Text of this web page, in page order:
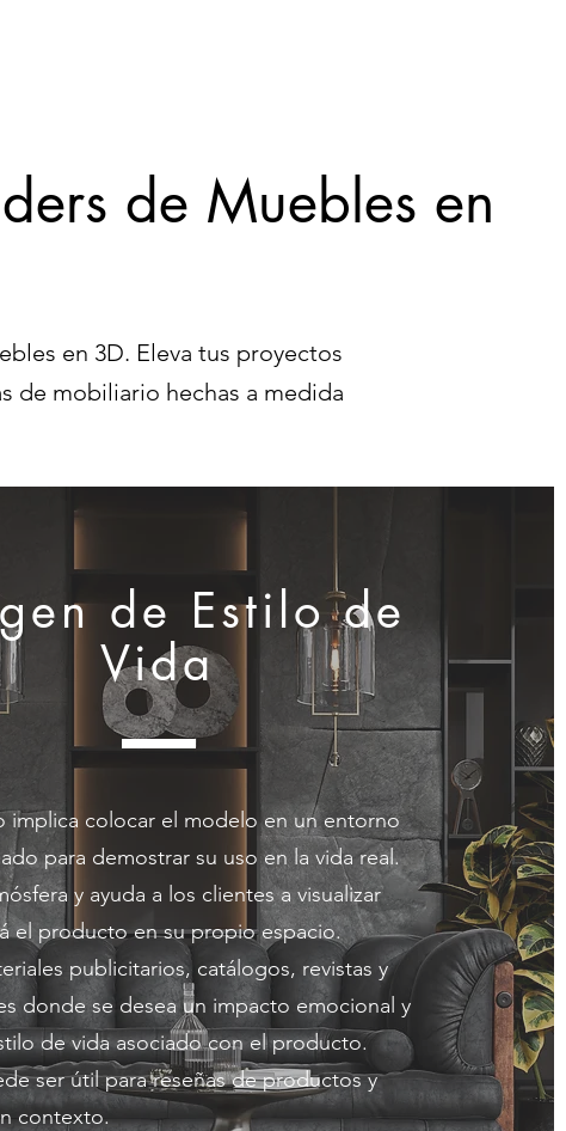
de Muebles en
en 3D. Eleva tus proyectos
de mobiliario hechas a medida
de Estilo de
Vida
implica colocar el modelo en un entorno
para demostrar su uso en la vida real.
y ayuda a los clientes a visualizar
el producto en su propio espacio.
publicitarios, catálogos, revistas y
donde se desea un impacto emocional y
de vida asociado con el producto.
ser útil para reseñas de productos y
contexto.